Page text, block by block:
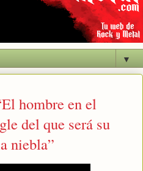
▼
hombre en el
del que será su
niebla”